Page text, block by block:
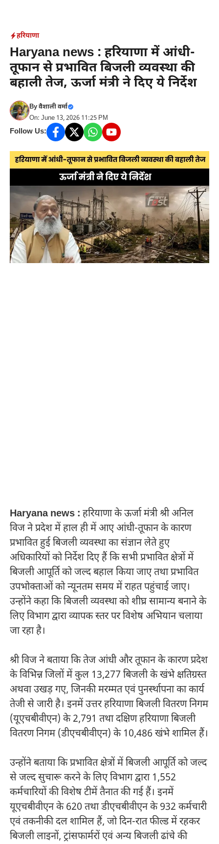
content
हरियाणा
Haryana news : हरियाणा में आंधी-
तूफान से प्रभावित बिजली व्यवस्था की
बहाली तेज, ऊर्जा मंत्री ने दिए ये निर्देश
Byवैशाली वर्मा
On: June 13, 2026 11:25 PM
Follow Us:
Haryana news : हरियाणा के ऊर्जा मंत्री श्री अनिल
विज ने प्रदेश में हाल ही में आए आंधी-तूफान के कारण
प्रभावित हुई बिजली व्यवस्था का संज्ञान लेते हुए
अधिकारियों को निर्देश दिए हैं कि सभी प्रभावित क्षेत्रों में
बिजली आपूर्ति को जल्द बहाल किया जाए तथा प्रभावित
उपभोक्ताओं को न्यूनतम समय में राहत पहुंचाई जाए।
उन्होंने कहा कि बिजली व्यवस्था को शीघ्र सामान्य बनाने के
लिए विभाग द्वारा व्यापक स्तर पर विशेष अभियान चलाया
जा रहा है।
श्री विज ने बताया कि तेज आंधी और तूफान के कारण प्रदेश
के विभिन्न जिलों में कुल 13,277 बिजली के खंभे क्षतिग्रस्त
अथवा उखड़ गए, जिनकी मरम्मत एवं पुनर्स्थापना का कार्य
तेजी से जारी है। इनमें उत्तर हरियाणा बिजली वितरण निगम
(यूएचबीवीएन) के 2,791 तथा दक्षिण हरियाणा बिजली
वितरण निगम (डीएचबीवीएन) के 10,486 खंभे शामिल हैं।
उन्होंने बताया कि प्रभावित क्षेत्रों में बिजली आपूर्ति को जल्द
से जल्द सुचारू करने के लिए विभाग द्वारा 1,552
कर्मचारियों की विशेष टीमें तैनात की गई हैं। इनमें
यूएचबीवीएन के 620 तथा डीएचबीवीएन के 932 कर्मचारी
एवं तकनीकी दल शामिल हैं, जो दिन-रात फील्ड में रहकर
बिजली लाइनों, ट्रांसफार्मरों एवं अन्य बिजली ढांचे की